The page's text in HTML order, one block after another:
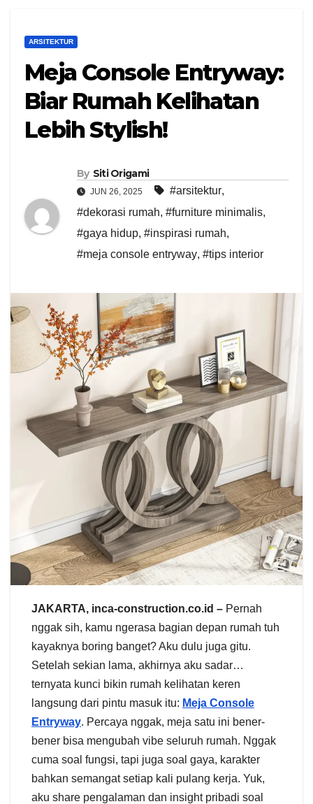
ARSITEKTUR
Meja Console Entryway:
Biar Rumah Kelihatan
Lebih Stylish!
By Siti Origami
JUN 26, 2025 #arsitektur,
#dekorasi rumah, #furniture minimalis,
#gaya hidup, #inspirasi rumah,
#meja console entryway, #tips interior
JAKARTA, inca-construction.co.id – Pernah
nggak sih, kamu ngerasa bagian depan rumah tuh
kayaknya boring banget? Aku dulu juga gitu.
Setelah sekian lama, akhirnya aku sadar…
ternyata kunci bikin rumah kelihatan keren
langsung dari pintu masuk itu: Meja Console
Entryway. Percaya nggak, meja satu ini bener-
bener bisa mengubah vibe seluruh rumah. Nggak
cuma soal fungsi, tapi juga soal gaya, karakter
bahkan semangat setiap kali pulang kerja. Yuk,
aku share pengalaman dan insight pribadi soal